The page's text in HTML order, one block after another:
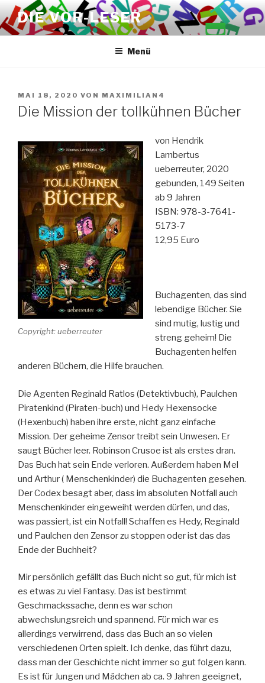
Zum
Inhalt
springen
DIE VOR-LESER
Menü
VERÖFFENTLICHT
AM
MAI 18, 2020 VON MAXIMILIAN4
Die Mission der tollkühnen Bücher
Copyright: ueberreuter
von Hendrik
Lambertus
ueberreuter, 2020
gebunden, 149 Seiten
ab 9 Jahren
ISBN: 978-3-7641-
5173-7
12,95 Euro
Buchagenten, das sind
lebendige Bücher. Sie
sind mutig, lustig und
streng geheim! Die
Buchagenten helfen
anderen Büchern, die Hilfe brauchen.
Die Agenten Reginald Ratlos (Detektivbuch), Paulchen
Piratenkind (Piraten-buch) und Hedy Hexensocke
(Hexenbuch) haben ihre erste, nicht ganz einfache
Mission. Der geheime Zensor treibt sein Unwesen. Er
saugt Bücher leer. Robinson Crusoe ist als erstes dran.
Das Buch hat sein Ende verloren. Außerdem haben Mel
und Arthur ( Menschenkinder) die Buchagenten gesehen.
Der Codex besagt aber, dass im absoluten Notfall auch
Menschenkinder eingeweiht werden dürfen, und das,
was passiert, ist ein Notfall! Schaffen es Hedy, Reginald
und Paulchen den Zensor zu stoppen oder ist das das
Ende der Buchheit?
Mir persönlich gefällt das Buch nicht so gut, für mich ist
es etwas zu viel Fantasy. Das ist bestimmt
Geschmackssache, denn es war schon
abwechslungsreich und spannend. Für mich war es
allerdings verwirrend, dass das Buch an so vielen
verschiedenen Orten spielt. Ich denke, das führt dazu,
dass man der Geschichte nicht immer so gut folgen kann.
Es ist für Jungen und Mädchen ab ca. 9 Jahren geeignet,